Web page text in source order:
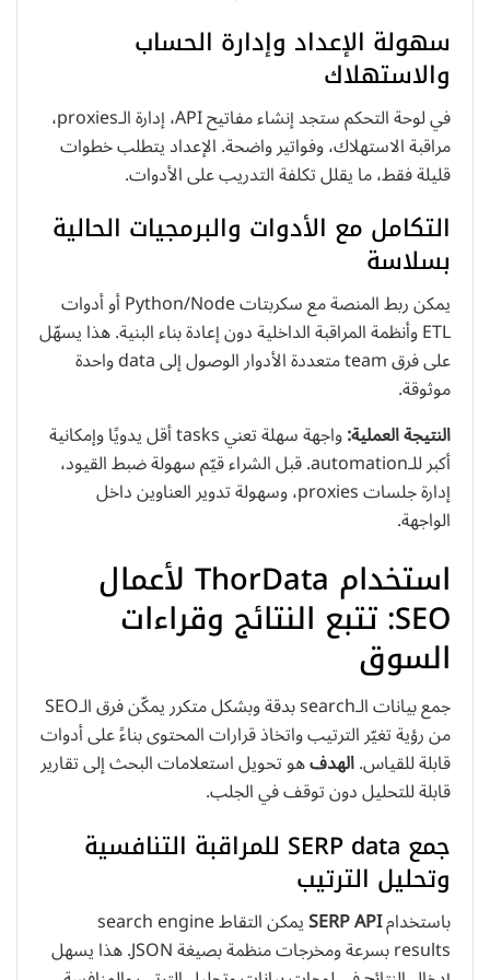
سهولة الإعداد وإدارة الحساب
والاستهلاك
في لوحة التحكم ستجد إنشاء مفاتيح API، إدارة الـproxies،
مراقبة الاستهلاك، وفواتير واضحة. الإعداد يتطلب خطوات
قليلة فقط، ما يقلل تكلفة التدريب على الأدوات.
التكامل مع الأدوات والبرمجيات الحالية
بسلاسة
يمكن ربط المنصة مع سكربتات Python/Node أو أدوات
ETL وأنظمة المراقبة الداخلية دون إعادة بناء البنية. هذا يسهّل
على فرق team متعددة الأدوار الوصول إلى data واحدة
موثوقة.
النتيجة العملية:
واجهة سهلة تعني tasks أقل يدويًا وإمكانية
أكبر للـautomation. قبل الشراء قيّم سهولة ضبط القيود،
إدارة جلسات proxies، وسهولة تدوير العناوين داخل
الواجهة.
استخدام ThorData لأعمال
SEO: تتبع النتائج وقراءات
السوق
جمع بيانات الـsearch بدقة وبشكل متكرر يمكّن فرق الـSEO
من رؤية تغيّر الترتيب واتخاذ قرارات المحتوى بناءً على أدوات
قابلة للقياس.الهدفهو تحويل استعلامات البحث إلى تقارير
قابلة للتحليل دون توقف في الجلب.
جمع SERP data للمراقبة التنافسية
وتحليل الترتيب
باستخدامSERP API يمكن التقاط search engine
results بسرعة ومخرجات منظمة بصيغة JSON. هذا يسهل